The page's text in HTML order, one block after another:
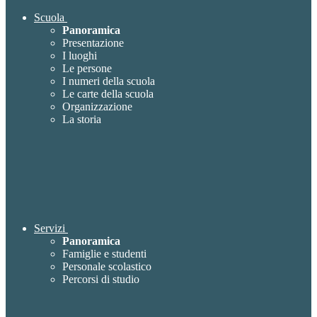
Scuola
Panoramica
Presentazione
I luoghi
Le persone
I numeri della scuola
Le carte della scuola
Organizzazione
La storia
Servizi
Panoramica
Famiglie e studenti
Personale scolastico
Percorsi di studio